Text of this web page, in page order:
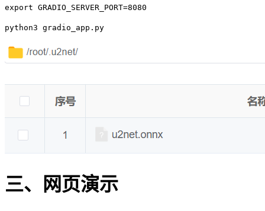
export GRADIO_SERVER_PORT=8080
python3 gradio_app.py
三、网页演示